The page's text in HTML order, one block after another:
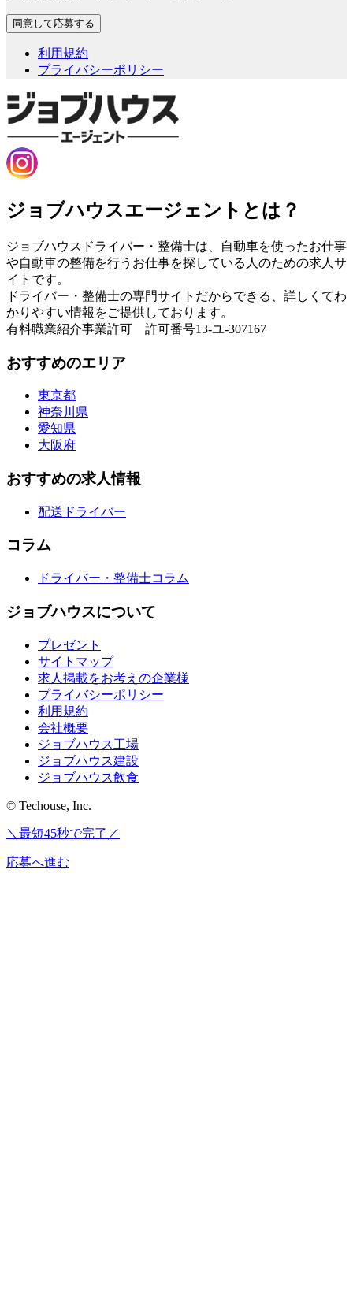
利用規約
プライバシーポリシー
ジョブハウスエージェントとは？
ジョブハウスドライバー・整備士は、自動車を使ったお仕事
や自動車の整備を行うお仕事を探している人のための求人サ
イトです。
ドライバー・整備士の専門サイトだからできる、詳しくてわ
かりやすい情報をご提供しております。
有料職業紹介事業許可 許可番号13-ユ-307167
おすすめのエリア
東京都
神奈川県
愛知県
大阪府
おすすめの求人情報
配送ドライバー
コラム
ドライバー・整備士コラム
ジョブハウスについて
プレゼント
サイトマップ
求人掲載をお考えの企業様
プライバシーポリシー
利用規約
会社概要
ジョブハウス工場
ジョブハウス建設
ジョブハウス飲食
© Techouse, Inc.
＼最短45秒で完了／
応募へ進む